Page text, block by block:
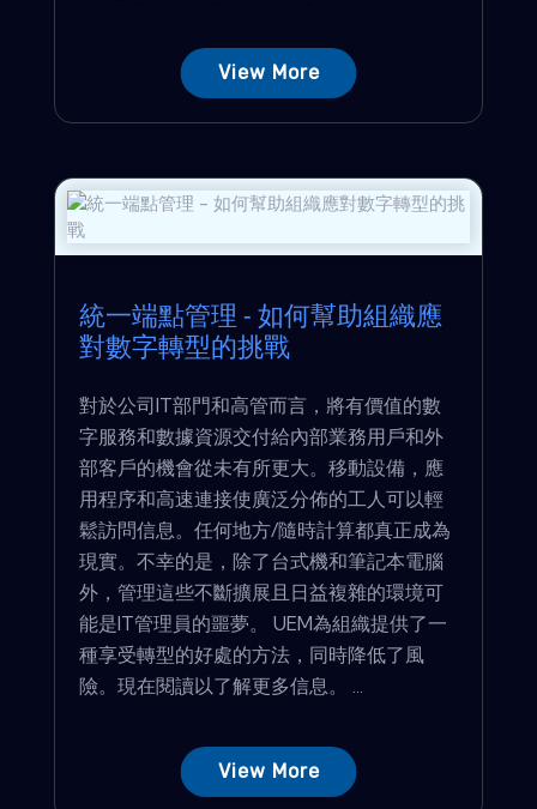
View More
統一端點管理 - 如何幫助組織應
對數字轉型的挑戰
對於公司IT部門和高管而言，將有價值的數
字服務和數據資源交付給內部業務用戶和外
部客戶的機會從未有所更大。移動設備，應
用程序和高速連接使廣泛分佈的工人可以輕
鬆訪問信息。任何地方/隨時計算都真正成為
現實。不幸的是，除了台式機和筆記本電腦
外，管理這些不斷擴展且日益複雜的環境可
能是IT管理員的噩夢。 UEM為組織提供了一
種享受轉型的好處的方法，同時降低了風
險。現在閱讀以了解更多信息。 ...
View More